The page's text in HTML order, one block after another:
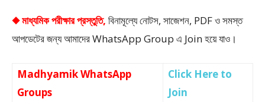
◆ মাধ্যমিক পরীক্ষার প্রস্তুতি, বিনামূল্যে নোটস, সাজেশন, PDF ও সমস্ত
আপডেটের জন্য আমাদের WhatsApp Group এ Join হয়ে যাও।
Madhyamik WhatsApp
Groups
Click Here to
Join